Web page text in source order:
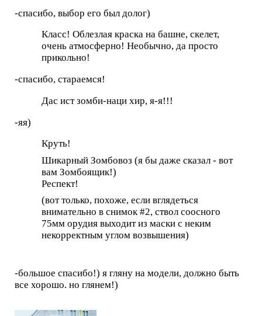
-спасибо, выбор его был долог)
Класс! Облезлая краска на башне, скелет,
очень атмосферно! Необычно, да просто
прикольно!
-спасибо, стараемся!
Дас ист зомби-наци хир, я-я!!!
-яя)
Круть!
Шикарный Зомбовоз (я бы даже сказал - вот
вам Зомбоящик!)
Респект!
(вот только, похоже, если вглядеться
внимательно в снимок #2, ствол соосного
75мм орудия выходит из маски с неким
некорректным углом возвышения)
-большое спасибо!) я гляну на модели, должно быть
все хорошо. но глянем!)